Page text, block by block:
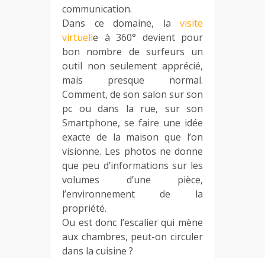
communication.
Dans ce domaine, la visite
virtuelle à 360° devient pour
bon nombre de surfeurs un
outil non seulement apprécié,
mais presque normal.
Comment, de son salon sur son
pc ou dans la rue, sur son
Smartphone, se faire une idée
exacte de la maison que l’on
visionne. Les photos ne donne
que peu d’informations sur les
volumes d’une pièce,
l’environnement de la
propriété.
Ou est donc l’escalier qui mène
aux chambres, peut-on circuler
dans la cuisine ?